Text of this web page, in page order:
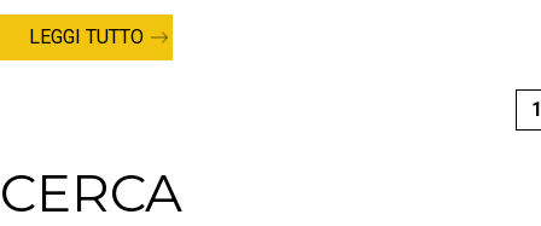
LEGGI TUTTO
1
CERCA